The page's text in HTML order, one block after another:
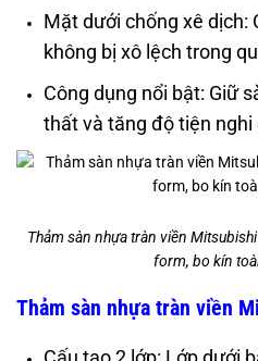
Mặt dưới chống xê dịch:
không bị xô lệch trong
Công dụng nổi bật: Giữ
thất và tăng độ tiện nghi
Thảm sàn nhựa tràn viền
form, bo kín
Thảm sàn nhựa tràn viền